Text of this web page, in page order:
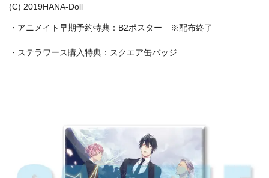
(C) 2019HANA-Doll
・アニメイト早期予約特典：B2ポスター ※配布終了
・ステラワース購入特典：スクエア缶バッジ